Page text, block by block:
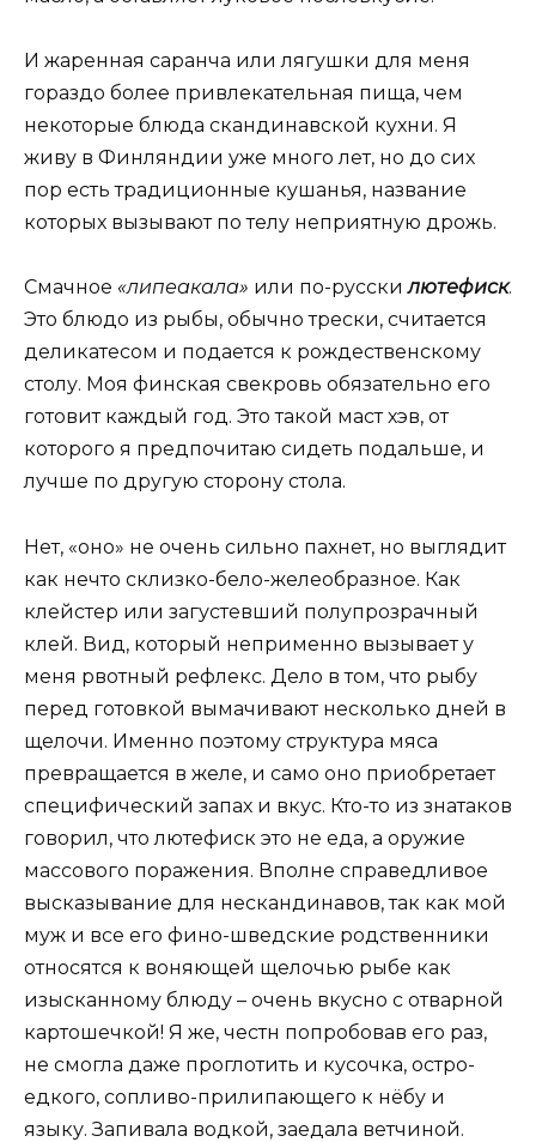
И жаренная саранча или лягушки для меня
гораздо более привлекательная пища, чем
некоторые блюда скандинавской кухни. Я
живу в Финляндии уже много лет, но до сих
пор есть традиционные кушанья, название
которых вызывают по телу неприятную дрожь.
Смачное «липеакала» или по-русскилютефиск.
Это блюдо из рыбы, обычно трески, считается
деликатесом и подается к рождественскому
столу. Моя финская свекровь обязательно его
готовит каждый год. Это такой маст хэв, от
которого я предпочитаю сидеть подальше, и
лучше по другую сторону стола.
Нет, «оно» не очень сильно пахнет, но выглядит
как нечто склизко-бело-желеобразное. Как
клейстер или загустевший полупрозрачный
клей. Вид, который неприменно вызывает у
меня рвотный рефлекс. Дело в том, что рыбу
перед готовкой вымачивают несколько дней в
щелочи. Именно поэтому структура мяса
превращается в желе, и само оно приобретает
специфический запах и вкус. Кто-то из знатаков
говорил, что лютефиск это не еда, а оружие
массового поражения. Вполне справедливое
высказывание для нескандинавов, так как мой
муж и все его фино-шведские родственники
относятся к воняющей щелочью рыбе как
изысканному блюду – очень вкусно с отварной
картошечкой! Я же, честн попробовав его раз,
не смогла даже проглотить и кусочка, остро-
едкого, сопливо-прилипающего к нёбу и
языку. Запивала водкой, заедала ветчиной.